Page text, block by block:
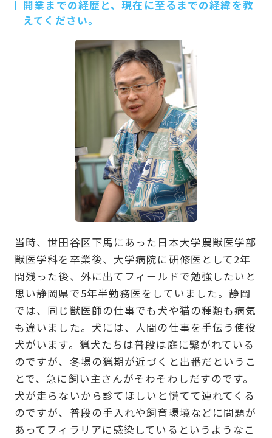
開業までの経歴と、現在に至るまでの経緯を教
えてください。
当時、世田谷区下馬にあった日本大学農獣医学部
獣医学科を卒業後、大学病院に研修医として2年
間残った後、外に出てフィールドで勉強したいと
思い静岡県で5年半勤務医をしていました。静岡
では、同じ獣医師の仕事でも犬や猫の種類も病気
も違いました。犬には、人間の仕事を手伝う使役
犬がいます。猟犬たちは普段は庭に繋がれている
のですが、冬場の猟期が近づくと出番だというこ
とで、急に飼い主さんがそわそわしだすのです。
犬が走らないから診てほしいと慌てて連れてくる
のですが、普段の手入れや飼育環境などに問題が
あってフィラリアに感染しているというようなこ